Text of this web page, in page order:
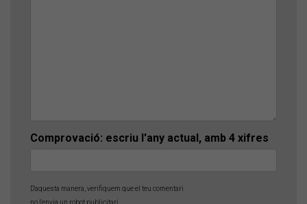
Comprovació: escriu l'any actual, amb 4 xifres
D'aquesta manera, verifiquem que el teu comentari
no l'envia un robot publicitari.